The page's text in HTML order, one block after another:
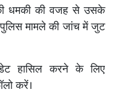
धमकी की वजह से उसके
पुलिस मामले की जांच में जुट
हासिल करने के लिए
करें।